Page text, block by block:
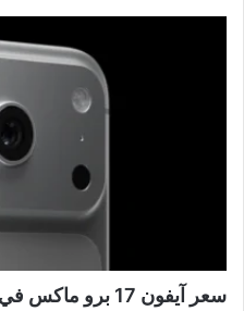
سعر آيفون 17 برو ماكس في جميع الدول العربية